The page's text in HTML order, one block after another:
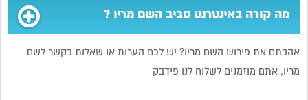
מה קורה באינטרנט סביב השם מריו ?
אהבתם את פירוש השם מריו? יש לכם הערות או שאלות בקשר לשם
מריו, אתם מוזמנים לשלוח לנו פידבק